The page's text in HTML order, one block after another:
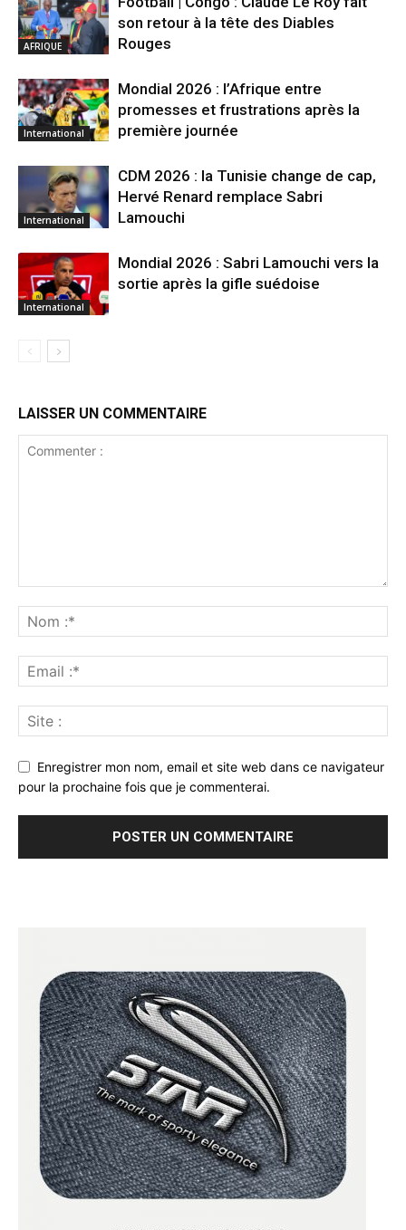
AFRIQUE
son retour à la tête des Diables
Rouges
International
Mondial 2026 : l’Afrique entre
promesses et frustrations après la
première journée
International
CDM 2026 : la Tunisie change de cap,
Hervé Renard remplace Sabri
Lamouchi
International
Mondial 2026 : Sabri Lamouchi vers la
sortie après la gifle suédoise
LAISSER UN COMMENTAIRE
Enregistrer mon nom, email et site web dans ce navigateur
pour la prochaine fois que je commenterai.